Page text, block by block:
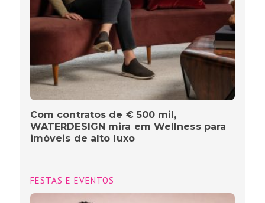
Com contratos de € 500 mil,
WATERDESIGN mira em Wellness para
imóveis de alto luxo
FESTAS E EVENTOS